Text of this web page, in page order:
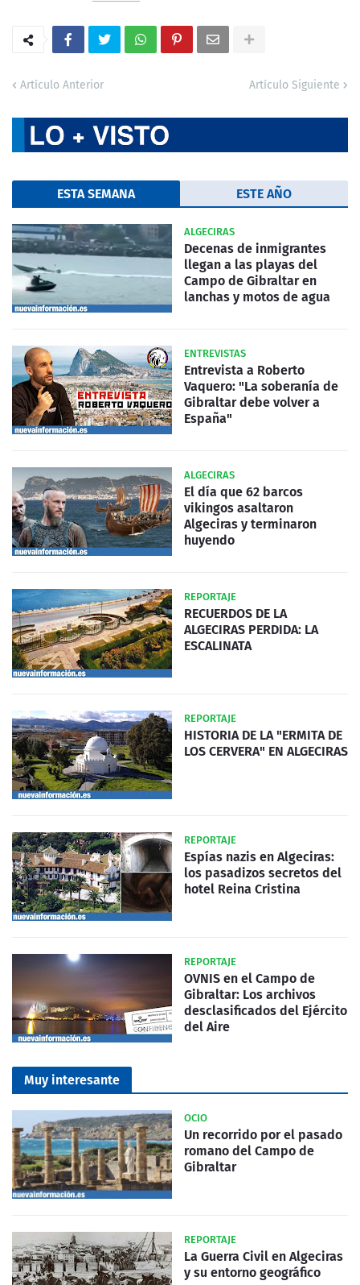
Artículo Anterior Artículo Siguiente
ESTA SEMANA ESTE AÑO
ALGECIRAS
Decenas de inmigrantes
llegan a las playas del
Campo de Gibraltar en
lanchas y motos de agua
ENTREVISTAS
Entrevista a Roberto
Vaquero: "La soberanía de
Gibraltar debe volver a
España"
ALGECIRAS
El día que 62 barcos
vikingos asaltaron
Algeciras y terminaron
huyendo
REPORTAJE
RECUERDOS DE LA
ALGECIRAS PERDIDA: LA
ESCALINATA
REPORTAJE
HISTORIA DE LA "ERMITA DE
LOS CERVERA" EN ALGECIRAS
REPORTAJE
Espías nazis en Algeciras:
los pasadizos secretos del
hotel Reina Cristina
REPORTAJE
OVNIS en el Campo de
Gibraltar: Los archivos
desclasificados del Ejército
del Aire
Muy interesante
OCIO
Un recorrido por el pasado
romano del Campo de
Gibraltar
REPORTAJE
La Guerra Civil en Algeciras
y su entorno geográfico